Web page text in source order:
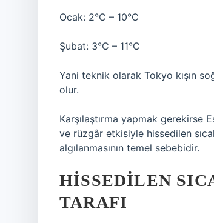
Ocak: 2°C – 10°C
Şubat: 3°C – 11°C
Yani teknik olarak Tokyo kışın
olur.
Karşılaştırma yapmak gerekirse
ve rüzgâr etkisiyle hissedilen
algılanmasının temel sebebidir.
HISSEDILEN
TARAFI